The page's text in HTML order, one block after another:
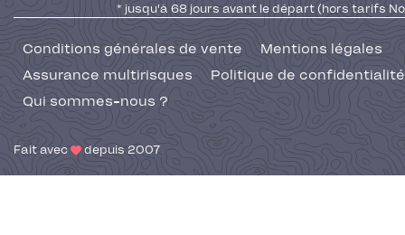
* jusqu'à 68 jours avant le départ (hors tarifs No
Conditions générales de vente
Mentions légales
Assurance multirisques
Politique de confidentialité
Qui sommes-nous ?
Fait avec depuis 2007